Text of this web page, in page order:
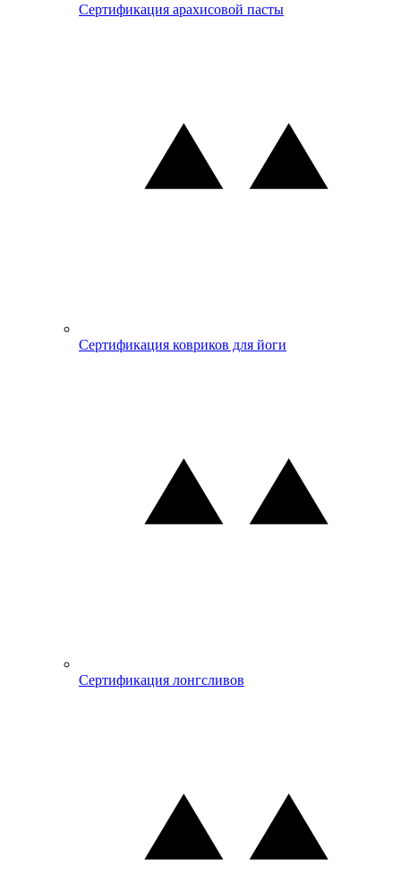
Сертификация арахисовой пасты
Сертификация ковриков для йоги
Сертификация лонгсливов